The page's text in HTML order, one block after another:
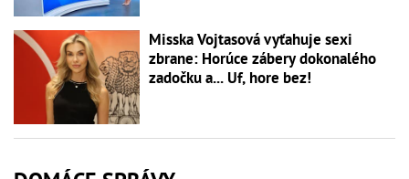
Misska Vojtasová vyťahuje sexi
zbrane: Horúce zábery dokonalého
zadočku a... Uf, hore bez!